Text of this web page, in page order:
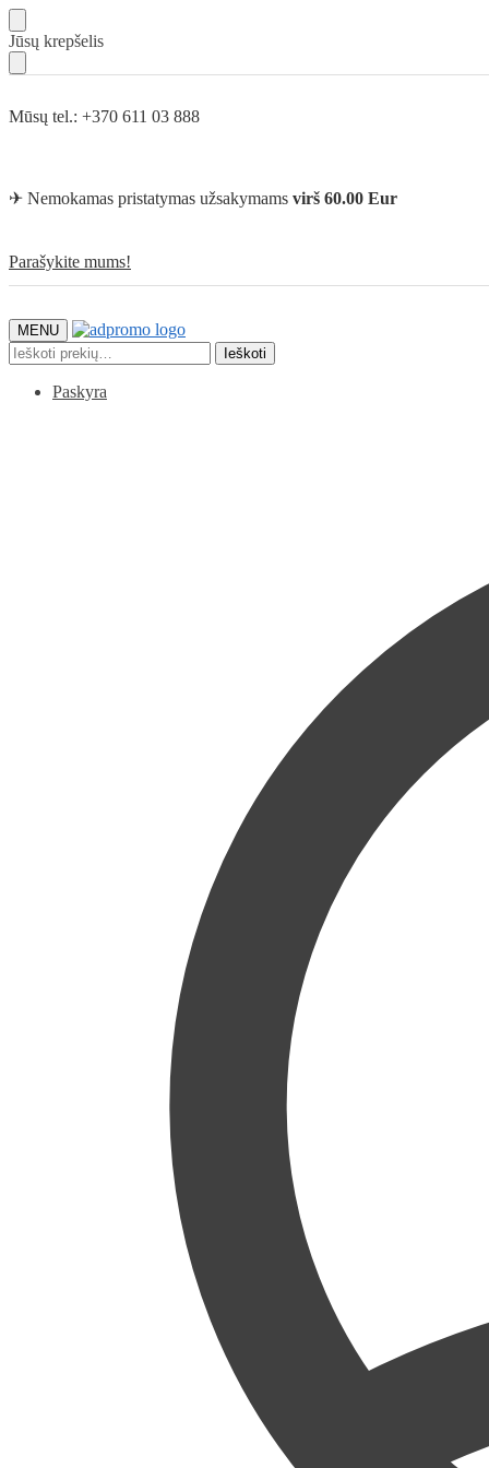
Skip
to
navigation
Skip
to
content
Jūsų krepšelis
Mūsų tel.: +370 611 03 888
✈ Nemokamas pristatymas užsakymams virš 60.00 Eur
Parašykite mums!
MENU
Ieškoti: Ieškoti
Paskyra